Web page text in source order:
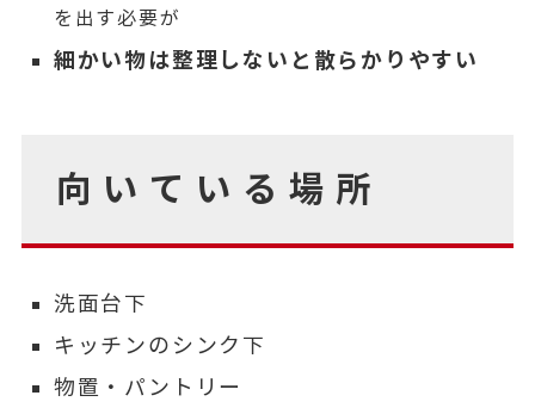
を出す必要が
細かい物は整理しないと散らかりやすい
向いている場所
洗面台下
キッチンのシンク下
物置・パントリー